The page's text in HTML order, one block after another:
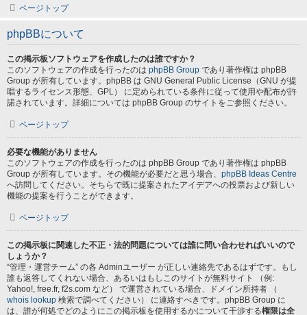
ページトップ
phpBBについて
この掲示板ソフトウェアを作成したのは誰ですか？
このソフトウェアの作成を行ったのは phpBB Group であり著作権は phpBB
Group が所有しています。phpBB は GNU General Public License（GNU が提
唱するライセンス形態、GPL） に定められている条件に従って使用や配布が許
諾されています。詳細については phpBB Group のサイトをご参照ください。
ページトップ
必要な機能がありません
このソフトウェアの作成を行ったのは phpBB Group であり著作権は phpBB
Group が所有しています。その機能が必要だと思う場合、 phpBB Ideas Centre
へ訪問してください。そちらで既に提案されたアイデアへの投票および新しい
機能の提案を行うことができます。
ページトップ
この掲示板に関連した不正・法的問題については誰に問い合わせればいいので
しょうか？
“管理・運営チーム” の各 Adminユーザー が正しい連絡先であるはずです。もし
誰も返答してくれない場合、あるいはもしこのサイトが無料サイト （例:
Yahoo!, free.fr, f2s.com など） で運営されている場合、ドメイン所持者 （
whois lookup 検索で調べてください） に連絡すべきです。phpBB Group に
は、誰が何処でどのようにこの掲示板を使用するかについて干渉する権限は全